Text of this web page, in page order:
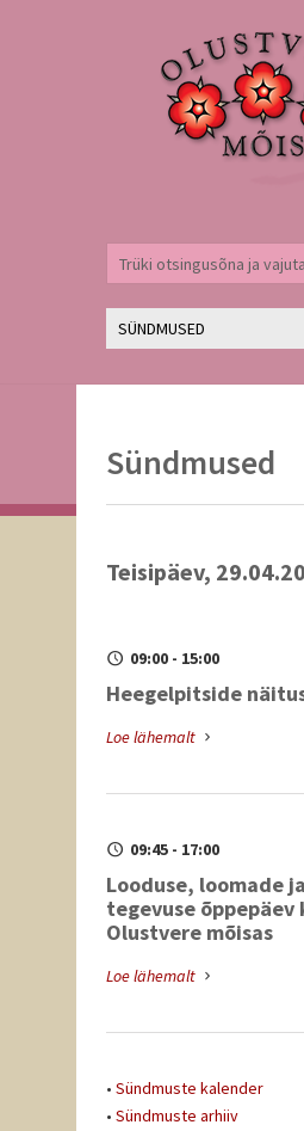
Sündmused
Teisipäev,
09:00 - 15:00
Heegelpitside
Loe lähemalt
09:45 - 17:00
Looduse, loomade
tegevuse õppepäev
Olustvere mõisas
Loe lähemalt
• Sündmuste kalender
• Sündmuste arhiiv